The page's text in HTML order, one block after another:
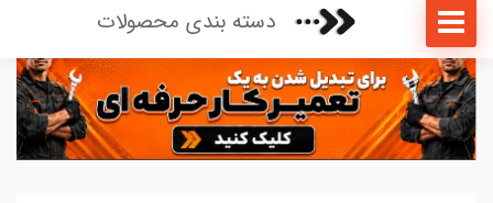
دسته بندی محصولات